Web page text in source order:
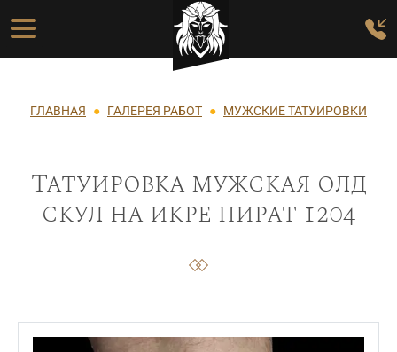
Перейти к основному содержанию
Основная навигация
Строка навигации
ГЛАВНАЯ ГАЛЕРЕЯ РАБОТ МУЖСКИЕ ТАТУИРОВКИ
Татуировка мужская олд
скул на икре пират 1204